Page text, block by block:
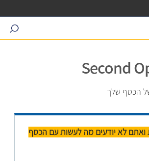
search
Second
הכסף שלך
ואתם לא יודעים מה לעשות עם הכסף